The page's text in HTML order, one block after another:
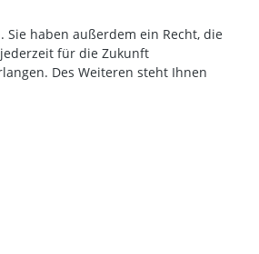
haben außerdem ein Recht, die
für die Zukunft
Des Weiteren steht Ihnen